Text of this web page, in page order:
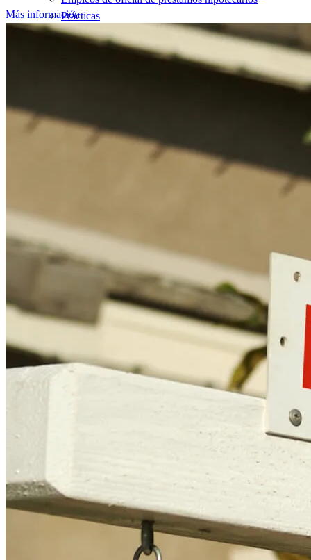
Más informaciónPrácticas
Abrir una sucursal
Sala de prensa
Declaración de privacidad
Limitar el uso compartido de su información personal
AQUÍ (afiliados y terceros)
No vender ni compartir mi información personal (CA,
CrossCountry Mortgage, LLC, 2160 Superior Avenue,
Cleveland, OH 44114NMLS3029 | RM.803095.000
Todos los respaldos y testimonios se dan sin incentivo ni
compensación.
Copyright © 2026 CrossCountry Mortgage, LLC. Todos los